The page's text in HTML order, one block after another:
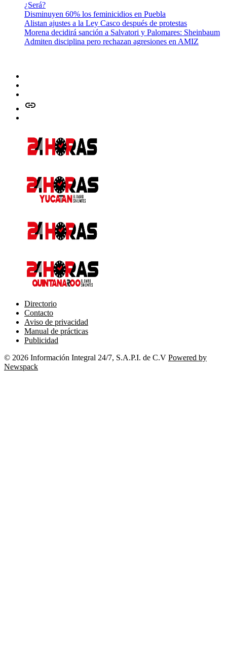
¿Será?
Disminuyen 60% los feminicidios en Puebla
Alistan ajustes a la Ley Casco después de protestas
Morena decidirá sanción a Salvatori y Palomares: Sheinbaum
Admiten disciplina pero rechazan agresiones en AMIZ
issuu
Directorio
Contacto
Aviso de privacidad
Manual de prácticas
Publicidad
© 2026 Información Integral 24/7, S.A.P.I. de C.V Powered by
Newspack